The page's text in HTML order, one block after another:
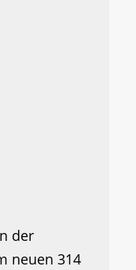
der
neuen 314